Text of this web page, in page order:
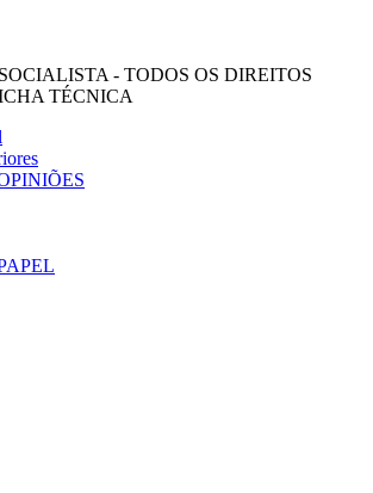
- TODOS OS DIREITOS
TÉCNICA